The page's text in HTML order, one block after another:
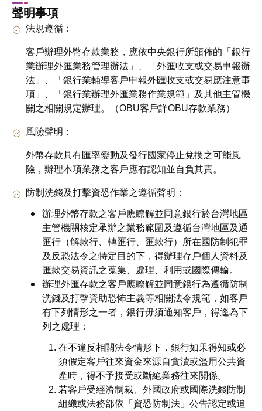
聲明事項
法規遵循：
客戶辦理外幣存款業務，應依中央銀行所頒佈的「銀行
業辦理外匯業務管理辦法」、「外匯收支或交易申報辦
法」、「銀行業輔導客戶申報外匯收支或交易應注意事
項」、「銀行業辦理外匯業務作業規範」及其他主管機
關之相關規定辦理。（OBU客戶詳OBU存款業務）
風險聲明：
外幣存款具有匯率變動及發行國家停止兌換之可能風
險，辦理本項業務之客戶應有認知並自負其責。
防制洗錢及打擊資恐作業之遵循聲明：
辦理外幣存款之客戶應瞭解並同意銀行於台灣地區
主管機關核定承辦之業務範圍及遵循台灣地區及通
匯行（解款行、轉匯行、匯款行）所在國防制犯罪
及反恐法令之特定目的下，得辦理存戶個人資料及
匯款交易資訊之蒐集、處理、利用或國際傳輸。
辦理外匯存款之客戶應瞭解並同意銀行為遵循防制
洗錢及打擊資助恐怖主義等相關法令規範，如客戶
有下列情形之一者，銀行毋須通知客戶，得逕為下
列之處理：
在不違反相關法令情形下，銀行如果得知或必
須假定客戶往來資金來源自貪瀆或濫用公共資
產時，得不予接受或斷絕業務往來關係。
若客戶受經濟制裁、外國政府或國際洗錢防制
組織或法務部依「資恐防制法」公告認定或追